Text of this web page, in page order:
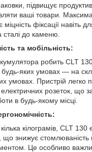
підвищує
ваші товари.
фіксації навіть
до каменю.
та мобільність:
робить CLT
яких умовах — на
умовах. Пристрій легко
розеток, що
в будь-якому місці.
кілограмів, CLT 130
знижує стомлюваність
Це особливо